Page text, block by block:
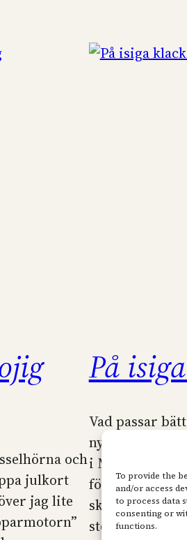
To provide the
and/or access
to process data
consenting or
functions.
och
julkort
jag lite
På
Vad passar
nyårsfesterna
i Maja Designs
förstås svårt
skon på foten
storlek 36,